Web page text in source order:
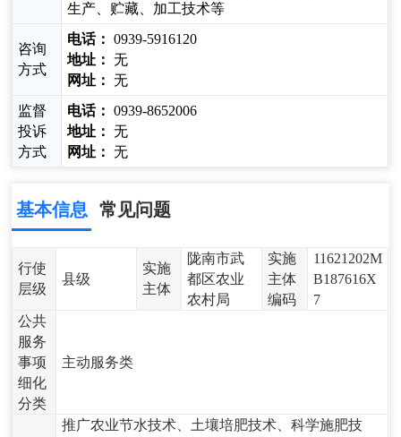
生产、贮藏、加工技术等
咨询
方式
电话： 0939-5916120
地址： 无
网址： 无
监督
投诉
方式
电话： 0939-8652006
地址： 无
网址： 无
基本信息 常见问题
行使
层级
县级
实施
主体
陇南市武
都区农业
农村局
实施
主体
编码
11621202M
B187616X
7
公共
服务
事项
细化
分类
主动服务类
推广农业节水技术、土壤培肥技术、科学施肥技